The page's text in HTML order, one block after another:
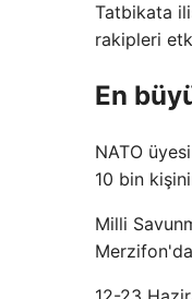
Tatbikata
rakipleri
En
NATO
10 bin
Milli